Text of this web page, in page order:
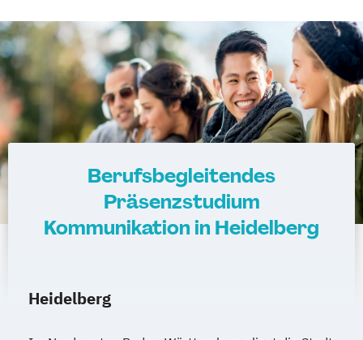
Berufsbegleitendes
Präsenzstudium
Kommunikation in Heidelberg
Heidelberg